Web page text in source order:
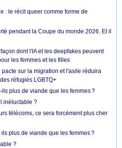
: le récit queer comme forme de
pendant la Coupe du monde 2026. Et il
dont l'IA et les deepfakes peuvent
les femmes et les filles
sur la migration et l'asile réduira
réfugiés LGBTQ+
plus de viande que les femmes ?
inéluctable ?
télécoms, ce sera forcément plus cher
plus de viande que les femmes ?
?